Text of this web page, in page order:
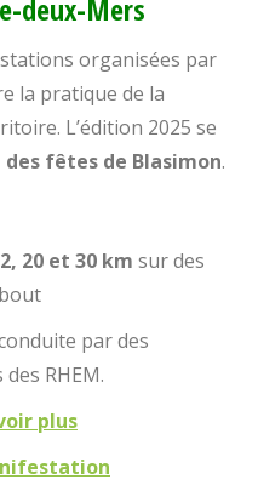
deux-Mers
organisées par
la pratique de la
L’édition 2025 se
des fêtes de Blasimon.
20 et 30 km sur des
par des
RHEM.
plus